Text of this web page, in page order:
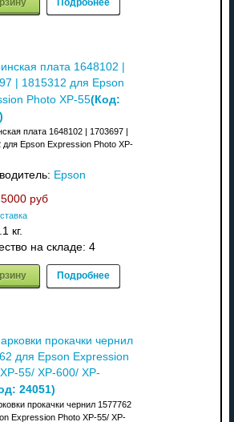
плата 1648102 |
| 1815312 для Epson
Photo XP-55(Код:
плата 1648102 | 1703697 |
для Epson Expression Photo XP-
Epson
5000 руб
кг.
на складе: 4
Подробнее
прокачки чернил
для Epson Expression
55/ XP-600/ XP-
24051)
прокачки чернил 1577762
Expression Photo XP-55/ XP-